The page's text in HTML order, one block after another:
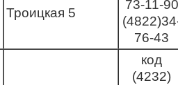
Троицкая 5
73-11-90
76-43
код
(4232)